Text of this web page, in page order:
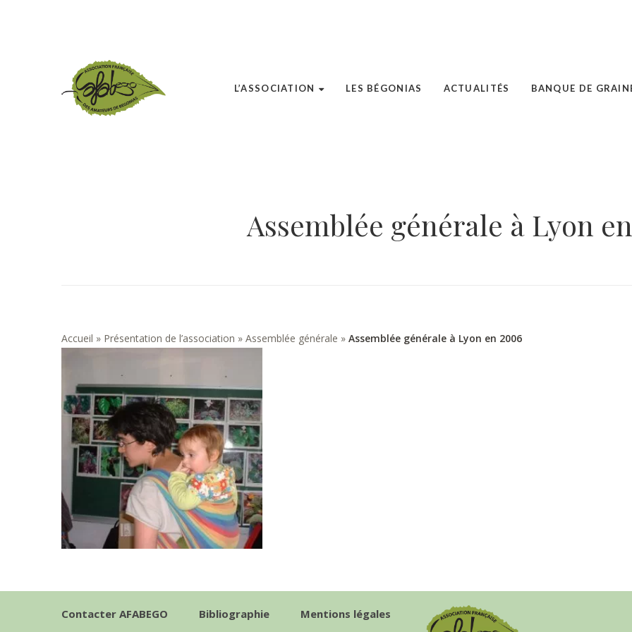
L’ASSOCIATION LES BÉGONIAS ACTUALITÉS BANQUE DE
Assemblée générale à Lyon
Accueil » Présentation de l’association » Assemblée générale » Assemblée générale à Lyon en 2006
Contacter AFABEGO Bibliographie Mentions légales